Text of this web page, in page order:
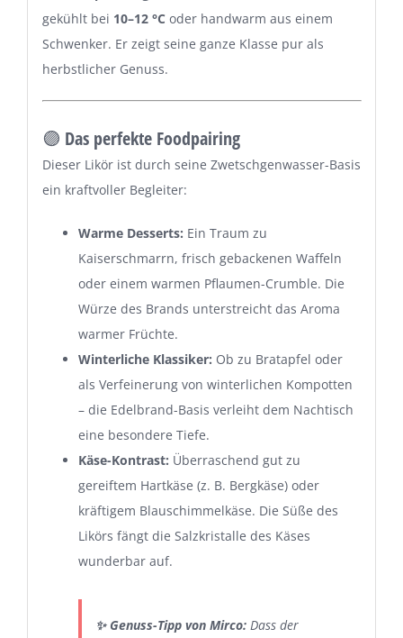
gekühlt bei 10–12 °C oder handwarm aus einem
Schwenker. Er zeigt seine ganze Klasse pur als
herbstlicher Genuss.
🟣 Das perfekte Foodpairing
Dieser Likör ist durch seine Zwetschgenwasser-Basis
ein kraftvoller Begleiter:
Warme Desserts: Ein Traum zu
Kaiserschmarrn, frisch gebackenen Waffeln
oder einem warmen Pflaumen-Crumble. Die
Würze des Brands unterstreicht das Aroma
warmer Früchte.
Winterliche Klassiker: Ob zu Bratapfel oder
als Verfeinerung von winterlichen Kompotten
– die Edelbrand-Basis verleiht dem Nachtisch
eine besondere Tiefe.
Käse-Kontrast: Überraschend gut zu
gereiftem Hartkäse (z. B. Bergkäse) oder
kräftigem Blauschimmelkäse. Die Süße des
Likörs fängt die Salzkristalle des Käses
wunderbar auf.
✨ Genuss-Tipp von Mirco:Dass der